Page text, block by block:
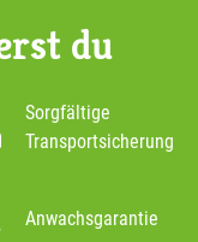
du
Sorgfältige
Transportsicherung
Anwachsgarantie